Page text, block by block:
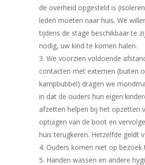
de overheid opgesteld is
leden moeten naar huis. We
tijdens de stage beschikbaar te
nodig, uw kind te komen halen.
We voorzien voldoende
contacten met externen (buiten
kampbubbel) dragen we
in dat de ouders hun eigen
afzetten helpen bij het opzetten
optuigen van de boot en
huis terugkeren. Hetzelfde geldt
Ouders komen niet op bezoek
Handen wassen en andere